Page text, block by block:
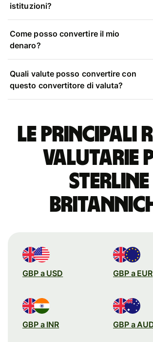
istituzioni?
Come posso convertire il mio
denaro?
Quali valute posso convertire con
questo convertitore di valuta?
Le principali
valutarie
sterline
GBP a USD GBP a EUR
GBP a INR GBP a